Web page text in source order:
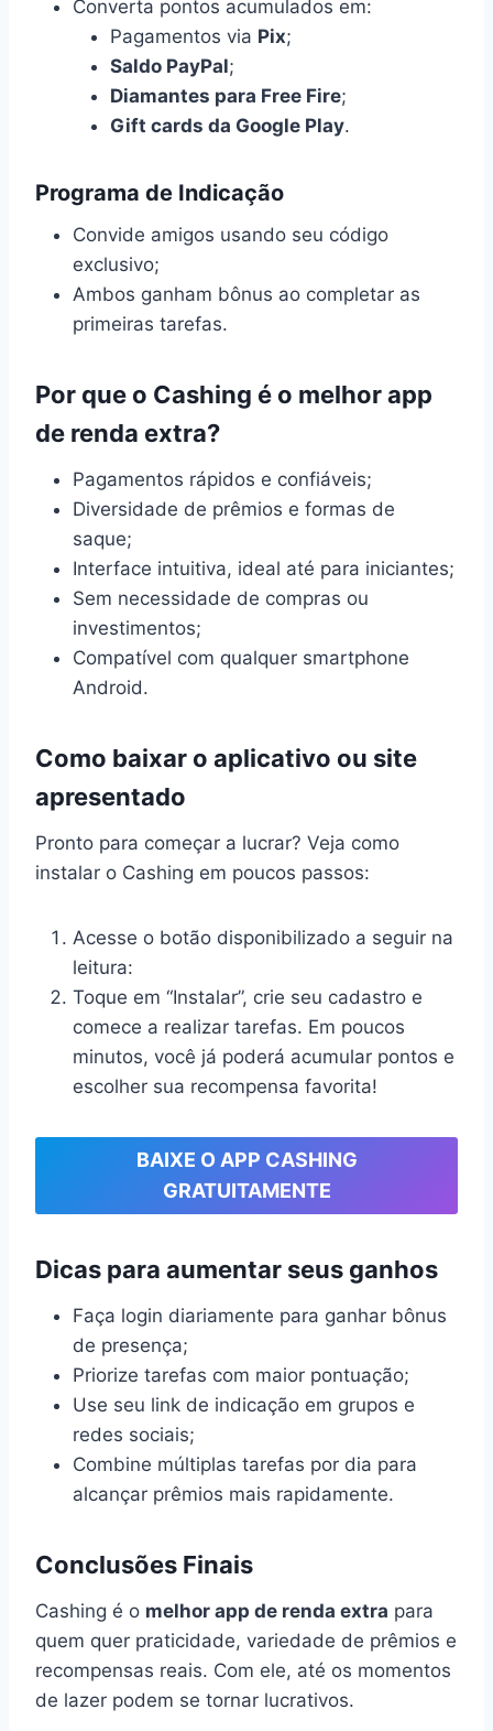
Converta pontos acumulados em:
Pagamentos via Pix;
Saldo PayPal;
Diamantes para Free Fire;
Gift cards da Google Play.
Programa de Indicação
Convide amigos usando seu código
exclusivo;
Ambos ganham bônus ao completar as
primeiras tarefas.
Por que o Cashing é o melhor app
de renda extra?
Pagamentos rápidos e confiáveis;
Diversidade de prêmios e formas de
saque;
Interface intuitiva, ideal até para iniciantes;
Sem necessidade de compras ou
investimentos;
Compatível com qualquer smartphone
Android.
Como baixar o aplicativo ou site
apresentado
Pronto para começar a lucrar? Veja como
instalar o Cashing em poucos passos:
Acesse o botão disponibilizado a seguir na
leitura:
Toque em “Instalar”, crie seu cadastro e
comece a realizar tarefas. Em poucos
minutos, você já poderá acumular pontos e
escolher sua recompensa favorita!
BAIXE O APP CASHING
GRATUITAMENTE
Dicas para aumentar seus ganhos
Faça login diariamente para ganhar bônus
de presença;
Priorize tarefas com maior pontuação;
Use seu link de indicação em grupos e
redes sociais;
Combine múltiplas tarefas por dia para
alcançar prêmios mais rapidamente.
Conclusões Finais
Cashing é o melhor app de renda extra para
quem quer praticidade, variedade de prêmios e
recompensas reais. Com ele, até os momentos
de lazer podem se tornar lucrativos.